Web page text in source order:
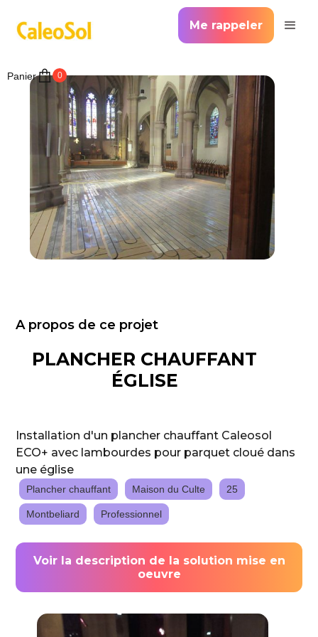
Me rappeler
Panier 0
A propos de ce projet
PLANCHER CHAUFFANT
ÉGLISE
Installation d'un plancher chauffant Caleosol
ECO+ avec lambourdes pour parquet cloué dans
une église
Plancher chauffant Maison du Culte 25
Montbeliard Professionnel
Voir la description de la solution mise en
oeuvre